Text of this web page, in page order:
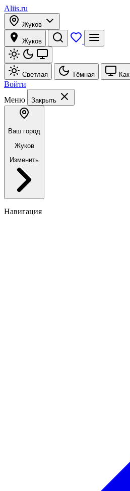
Aliis.ru
Жуков
Жуков
Светлая Тёмная
Войти
Меню
Закрыть
Ваш город
Жуков
Изменить
Навигация